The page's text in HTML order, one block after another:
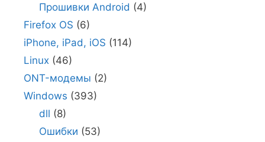
Прошивки Android (4)
Firefox OS (6)
iPhone, iPad, iOS (114)
Linux (46)
ONT-модемы (2)
Windows (393)
dll (8)
Ошибки (53)